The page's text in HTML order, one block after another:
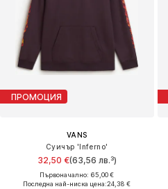
ПРОМОЦИЯ
VANS
Суичър 'Inferno'
32,50 €(63,56 лв.³)
Първоначално: 65,00 €
Последна най-ниска цена:24,38 €